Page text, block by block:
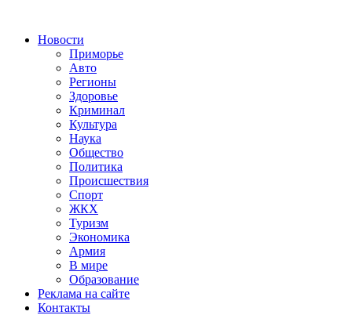
Новости
Приморье
Авто
Регионы
Здоровье
Криминал
Культура
Наука
Общество
Политика
Происшествия
Спорт
ЖКХ
Туризм
Экономика
Армия
В мире
Образование
Реклама на сайте
Контакты